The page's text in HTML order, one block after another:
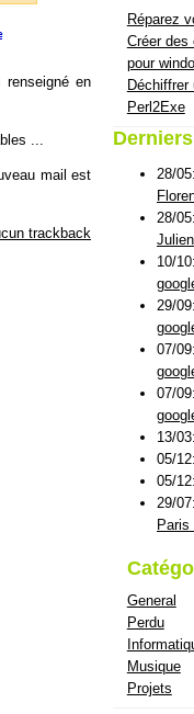
en
...
mail est
trackback
Réparez
Créer des
pour
Perl2Exe
28/05:
28/05:
10/10:
29/09:
07/09:
07/09:
13/03:
05/12:
05/12:
29/07:
General
Perdu
Musique
Projets